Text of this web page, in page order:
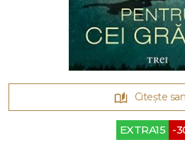
Citește
EXTRA15 -